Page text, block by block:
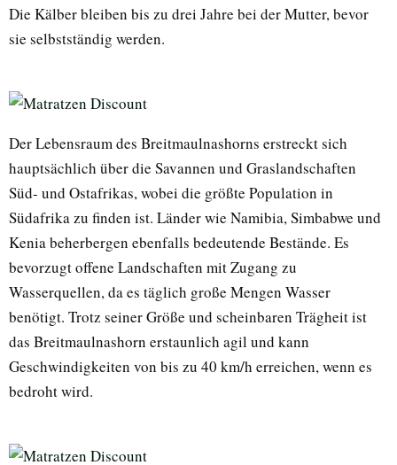
Die Kälber bleiben bis zu drei Jahre bei der Mutter, bevor
sie selbstständig werden.
Der Lebensraum des Breitmaulnashorns erstreckt sich
hauptsächlich über die Savannen und Graslandschaften
Süd- und Ostafrikas, wobei die größte Population in
Südafrika zu finden ist. Länder wie Namibia, Simbabwe und
Kenia beherbergen ebenfalls bedeutende Bestände. Es
bevorzugt offene Landschaften mit Zugang zu
Wasserquellen, da es täglich große Mengen Wasser
benötigt. Trotz seiner Größe und scheinbaren Trägheit ist
das Breitmaulnashorn erstaunlich agil und kann
Geschwindigkeiten von bis zu 40 km/h erreichen, wenn es
bedroht wird.